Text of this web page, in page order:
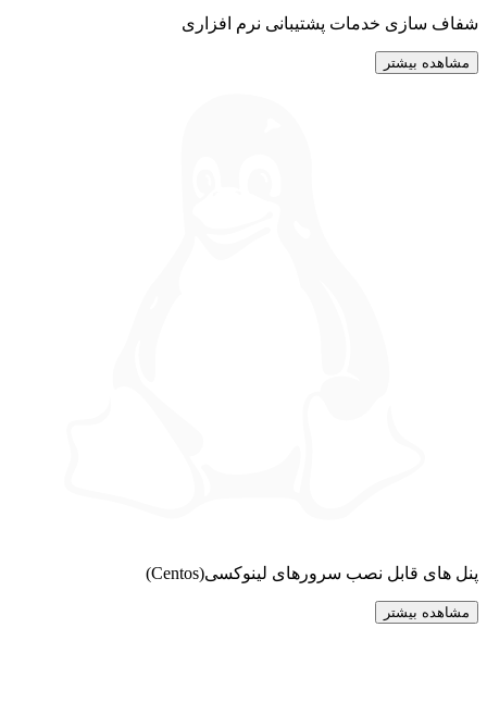
شفاف سازی خدمات پشتیبانی نرم افزاری
مشاهده بیشتر
پنل های قابل نصب سرورهای لینوکسی(Centos)
مشاهده بیشتر